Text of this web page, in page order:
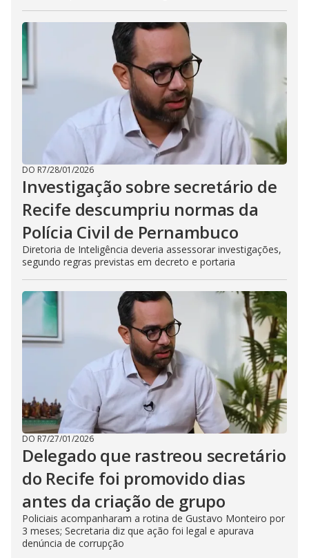
DO R7/28/01/2026
Investigação sobre secretário de
Recife descumpriu normas da
Polícia Civil de Pernambuco
Diretoria de Inteligência deveria assessorar investigações,
segundo regras previstas em decreto e portaria
DO R7/27/01/2026
Delegado que rastreou secretário
do Recife foi promovido dias
antes da criação de grupo
Policiais acompanharam a rotina de Gustavo Monteiro por
3 meses; Secretaria diz que ação foi legal e apurava
denúncia de corrupção